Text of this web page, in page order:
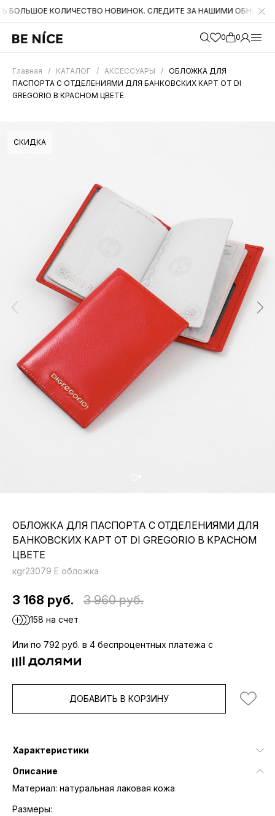
КОЛИЧЕСТВО НОВИНОК. СЛЕДИТЕ ЗА НАШИМИ ОБНОВЛЕНИЯМИ
0 0
Главная / КАТАЛОГ / АКСЕССУАРЫ / ОБЛОЖКА ДЛЯ
ПАСПОРТА C ОТДЕЛЕНИЯМИ ДЛЯ БАНКОВСКИХ КАРТ ОТ DI
GREGORIO В КРАСНОМ ЦВЕТЕ
СКИДКА
ОБЛОЖКА ДЛЯ ПАСПОРТА C ОТДЕЛЕНИЯМИ ДЛЯ
БАНКОВСКИХ КАРТ ОТ DI GREGORIO В КРАСНОМ
ЦВЕТЕ
кgr23079 E обложка
3 168 руб. 3 960 руб.
158 на счет
Или по 792 руб. в 4 беспроцентных платежа с
ДОБАВИТЬ В КОРЗИНУ
Характеристики
Описание
Материал: натуральная лаковая кожа
Размеры: